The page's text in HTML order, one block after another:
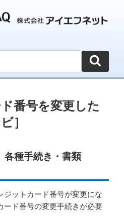
番号を変更した
ビ］
各種手続き・書類
ジットカード番号が変更にな
ード番号の変更手続きが必要